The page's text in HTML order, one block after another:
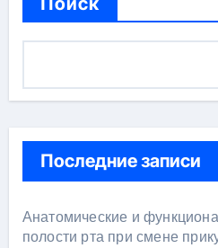
Последние записи
Анатомические и
полости рта при смене